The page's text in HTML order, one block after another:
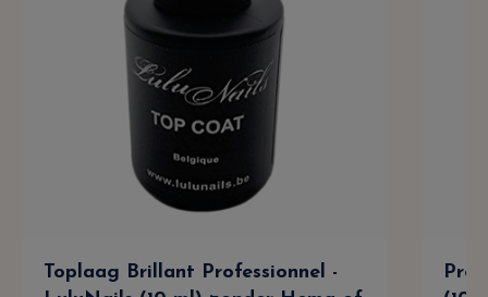
Toplaag Brillant Professionnel -